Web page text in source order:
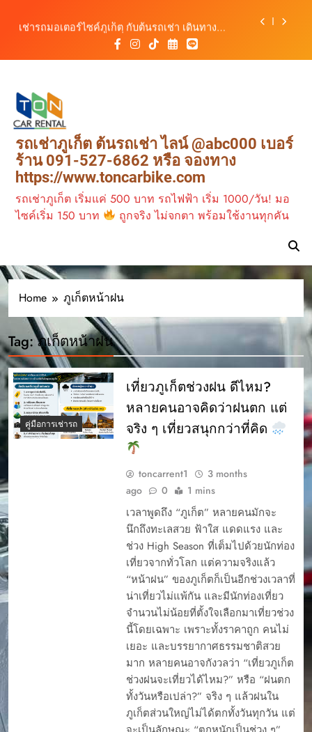
เช่ารถมอเตอร์ไซค์ภูเก็ต กับต้นรถเช่า เดินทาง
สะดวก ราคาประหยัด เริ่มต้นเพียง 150 บาท/วัน
ต้นรถเช่า ครบทุกฟังก์ชันการใช้งาน ครบทุกประเภท
รถ ตอบโจทย์ทุกการเดินทางในภูเก็ต
สิงหาคม–ตุลาคม 2569
ต้นรถเช่าภูเก็ต บริการรถเช่าครบวงจร ราคาคุ้มค่า
เดินทางสะดวกทุกเส้นทาง
เช่ารถมอเตอร์ไซค์ภูเก็ต กับต้นรถเช่า เดินทาง
สะดวก ราคาประหยัด เริ่มต้นเพียง 150 บาท/วัน
ต้นรถเช่า ครบทุกฟังก์ชันการใช้งาน ครบทุกประเภท
รถ ตอบโจทย์ทุกการเดินทางในภูเก็ต
รถเช่าภูเก็ต ต้นรถเช่า ไลน์ @abc000 เบอร์
ร้าน 091-527-6862 หรือ จองทาง
https://www.toncarbike.com
รถเช่าภูเก็ต เริ่มแค่ 500 บาท รถไฟฟ้า เริ่ม 1000/วัน! มอ
ไซค์เริ่ม 150 บาท
ถูกจริง ไม่จกตา พร้อมใช้งานทุกคัน
Home ภูเก็ตหน้าฝน
Tag:ภูเก็ตหน้าฝน
คู่มือการเช่ารถ
เที่ยวภูเก็ตช่วงฝน ดีไหม?
หลายคนอาจคิดว่าฝนตก แต่
จริง ๆ เที่ยวสนุกกว่าที่คิด
toncarrent1
3 months
ago
0 1 mins
เวลาพูดถึง “ภูเก็ต” หลายคนมักจะ
นึกถึงทะเลสวย ฟ้าใส แดดแรง และ
ช่วง High Season ที่เต็มไปด้วยนักท่อง
เที่ยวจากทั่วโลก แต่ความจริงแล้ว
“หน้าฝน” ของภูเก็ตก็เป็นอีกช่วงเวลาที่
น่าเที่ยวไม่แพ้กัน และมีนักท่องเที่ยว
จำนวนไม่น้อยที่ตั้งใจเลือกมาเที่ยวช่วง
นี้โดยเฉพาะ เพราะทั้งราคาถูก คนไม่
เยอะ และบรรยากาศธรรมชาติสวย
มาก หลายคนอาจกังวลว่า “เที่ยวภูเก็ต
ช่วงฝนจะเที่ยวได้ไหม?” หรือ “ฝนตก
ทั้งวันหรือเปล่า?” จริง ๆ แล้วฝนใน
ภูเก็ตส่วนใหญ่ไม่ได้ตกทั้งวันทุกวัน แต่